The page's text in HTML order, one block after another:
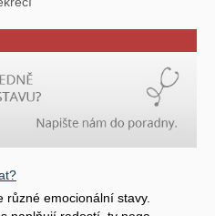
různé emocionální stavy.